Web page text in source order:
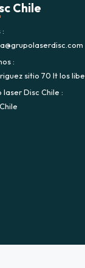
Chile
sitio 70 lt los
Disc Chile